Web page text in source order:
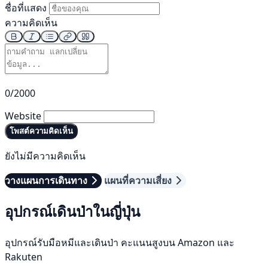
ชื่อที่แสดง
ความคิดเห็น
0/2000
Website
โพสต์ความคิดเห็น
ยังไม่มีความคิดเห็น
วางแผนการเดินทาง
แผนที่ความเสี่ยง
อุปกรณ์เดินป่าในญี่ปุ่น
อุปกรณ์รับมือหมีและเดินป่า คะแนนสูงบน Amazon และ
Rakuten